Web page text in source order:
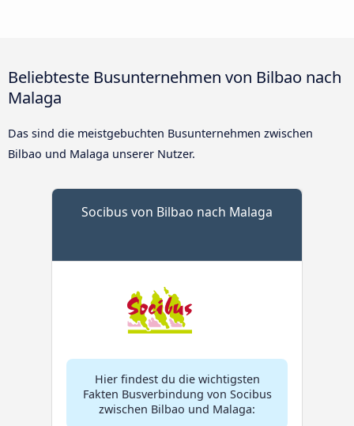
Beliebteste Busunternehmen von Bilbao nach
Malaga
Das sind die meistgebuchten Busunternehmen zwischen
Bilbao und Malaga unserer Nutzer.
Socibus von Bilbao nach Malaga
Hier findest du die wichtigsten
Fakten Busverbindung von Socibus
zwischen Bilbao und Malaga: